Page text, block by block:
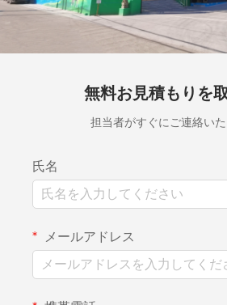
無料お見積もりを
担当者がすぐにご連絡いた
氏名
メールアドレス